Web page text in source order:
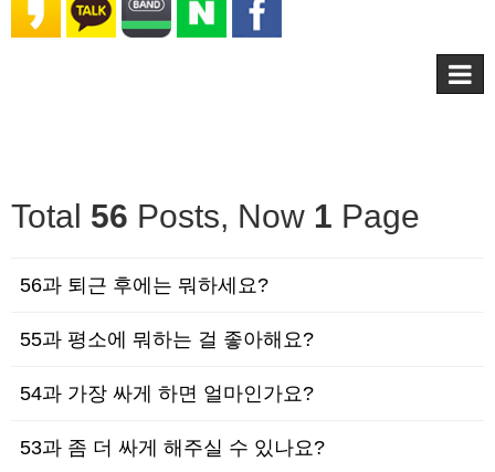
Total 56 Posts, Now 1 Page
56과 퇴근 후에는 뭐하세요?
55과 평소에 뭐하는 걸 좋아해요?
54과 가장 싸게 하면 얼마인가요?
53과 좀 더 싸게 해주실 수 있나요?